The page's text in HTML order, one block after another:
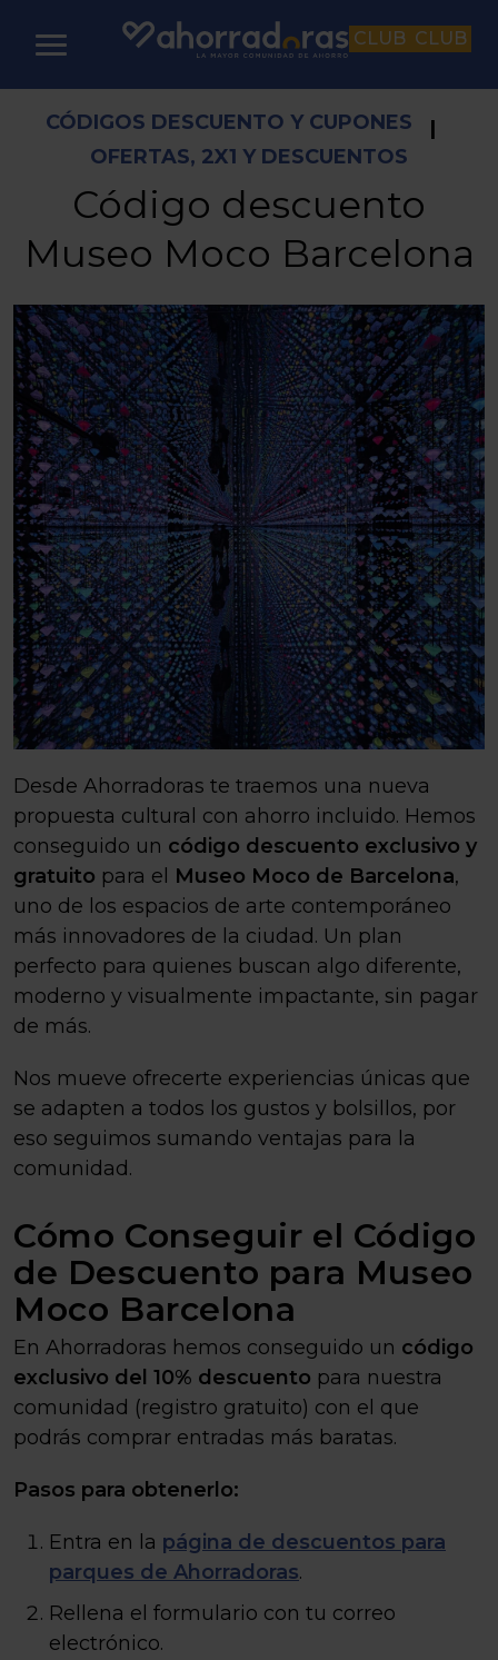
CLUB CLUB
CÓDIGOS DESCUENTO Y CUPONES
|
OFERTAS, 2X1 Y DESCUENTOS
Código descuento
Museo Moco Barcelona
Desde Ahorradoras te traemos una nueva
propuesta cultural con ahorro incluido. Hemos
conseguido un código descuento exclusivo y
gratuito para el Museo Moco de Barcelona,
uno de los espacios de arte contemporáneo
más innovadores de la ciudad. Un plan
perfecto para quienes buscan algo diferente,
moderno y visualmente impactante, sin pagar
de más.
Nos mueve ofrecerte experiencias únicas que
se adapten a todos los gustos y bolsillos, por
eso seguimos sumando ventajas para la
comunidad.
Cómo Conseguir el Código
de Descuento para Museo
Moco Barcelona
En Ahorradoras hemos conseguido un código
exclusivo del 10% descuento para nuestra
comunidad (registro gratuito) con el que
podrás comprar entradas más baratas.
Pasos para obtenerlo:
Entra en la página de descuentos para
parques de Ahorradoras.
Rellena el formulario con tu correo
electrónico.